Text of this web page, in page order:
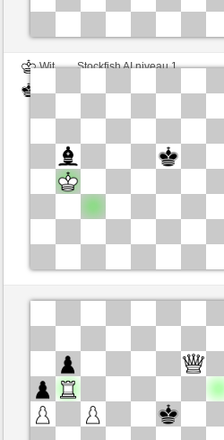
Wit
Stockfish AI niveau 1
Wit
Aristofenes (1292) (-5)
Speelduur: 8 minutes/side + 10
Partij telt mee voor de ranglijst